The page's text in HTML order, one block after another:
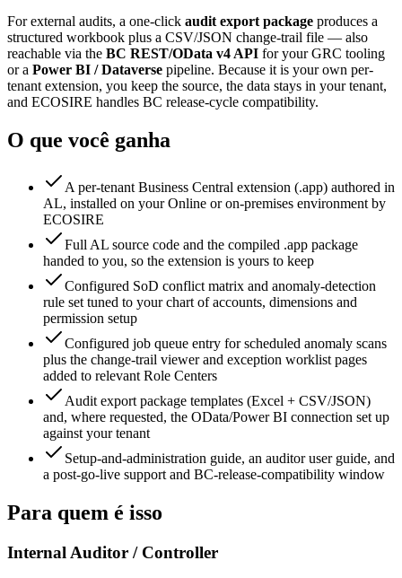
For external audits, a one-click audit export package produces a
structured workbook plus a CSV/JSON change-trail file — also
reachable via the BC REST/OData v4 API for your GRC tooling
or a Power BI / Dataverse pipeline. Because it is your own per-
tenant extension, you keep the source, the data stays in your tenant,
and ECOSIRE handles BC release-cycle compatibility.
O que você ganha
A per-tenant Business Central extension (.app) authored in
AL, installed on your Online or on-premises environment by
ECOSIRE
Full AL source code and the compiled .app package
handed to you, so the extension is yours to keep
Configured SoD conflict matrix and anomaly-detection
rule set tuned to your chart of accounts, dimensions and
permission setup
Configured job queue entry for scheduled anomaly scans
plus the change-trail viewer and exception worklist pages
added to relevant Role Centers
Audit export package templates (Excel + CSV/JSON)
and, where requested, the OData/Power BI connection set up
against your tenant
Setup-and-administration guide, an auditor user guide, and
a post-go-live support and BC-release-compatibility window
Para quem é isso
Internal Auditor / Controller